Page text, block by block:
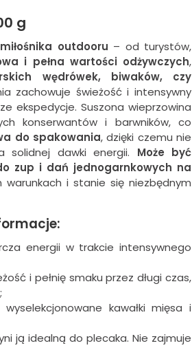
g
outdooru – od turystów,
i pełna wartości odżywczych,
wędrówek, biwaków, czy
zachowuje świeżość i intensywny
ekspedycje. Suszona wieprzowina
konserwantów i barwników, co
do spakowania, dzięki czemu nie
solidnej dawki energii. Może być
zup i dań jednogarnkowych na
i stanie się niezbędnym
energii w trakcie intensywnego
i pełnię smaku przez długi czas,
kawałki mięsa i
ją idealną do plecaka. Nie zajmuje